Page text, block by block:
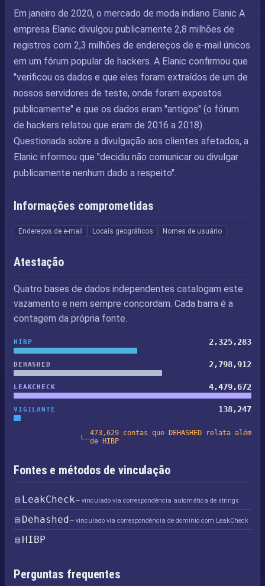
Em janeiro de 2020, o mercado de moda indiano Elanic A
empresa Elanic divulgou publicamente 2,8 milhões de
registros com 2,3 milhões de endereços de e-mail únicos
em um fórum popular de hackers. A Elanic confirmou que
"verificou os dados e que eles foram extraídos de um de
nossos servidores de teste, onde foram expostos
publicamente" e que os dados eram "antigos" (o fórum
de hackers relatou que eram de 2016 a 2018).
Questionada sobre a divulgação aos clientes afetados, a
Elanic informou que "decidiu não comunicar ou divulgar
publicamente nenhum dado a respeito".
Informações comprometidas
Endereços de e-mail Locais geográficos Nomes de usuário
Atestação
Quatro bases de dados independentes catalogam este
vazamento e nem sempre concordam. Cada barra é a
contagem da própria fonte.
HIBP 2,325,283
DEHASHED 2,798,912
LEAKCHECK 4,479,672
VIGILANTE 138,247
473,629 contas que DEHASHED relata além
de HIBP
Fontes e métodos de vinculação
LeakCheck— vinculado via correspondência automática de strings
Dehashed— vinculado via correspondência de domínio com LeakCheck
HIBP
Perguntas frequentes